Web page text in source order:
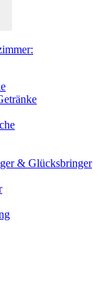
& Glücksbringer